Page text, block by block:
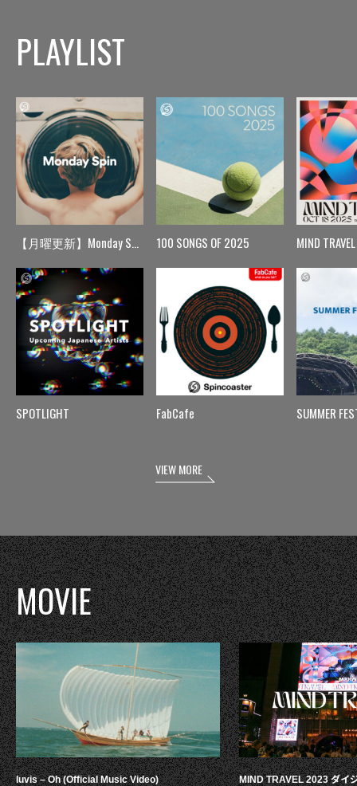
PLAYLIST
【月曜更新】Monday Spin
SPOTLIGHT
100 SONGS OF 2025
FabCafe
MIND TRAVEL
SUMMER
VIEW MORE
MOVIE
luvis – Oh (Official Music Video) MIND TRAVEL 2023 ダイ